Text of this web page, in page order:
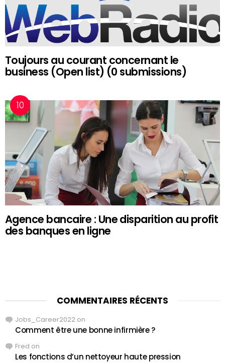
Toujours au courant concernant le
business (Open list) (0 submissions)
Agence bancaire : Une disparition au profit
des banques en ligne
COMMENTAIRES RÉCENTS
Jobs_Career2022 on
Comment être une bonne infirmière ?
Fred on
Les fonctions d’un nettoyeur haute pression